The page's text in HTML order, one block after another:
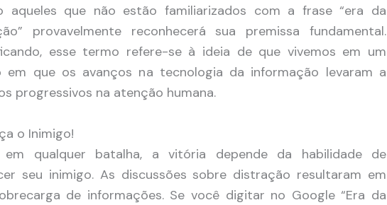
aqueles que não estão familiarizados com a frase “era da
provavelmente reconhecerá sua premissa fundamental.
esse termo refere-se à ideia de que vivemos em um
em que os avanços na tecnologia da informação levaram a
progressivos na atenção humana.
o Inimigo!
em qualquer batalha, a vitória depende da habilidade de
seu inimigo. As discussões sobre distração resultaram em
de informações. Se você digitar no Google “Era da